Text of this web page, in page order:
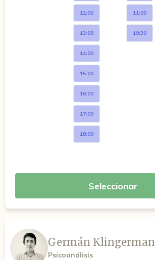
12:00
13:00
14:00
15:00
16:00
17:00
18:00
11:00
19:30
Seleccionar
Germán Klingerman
Psicoanálisis